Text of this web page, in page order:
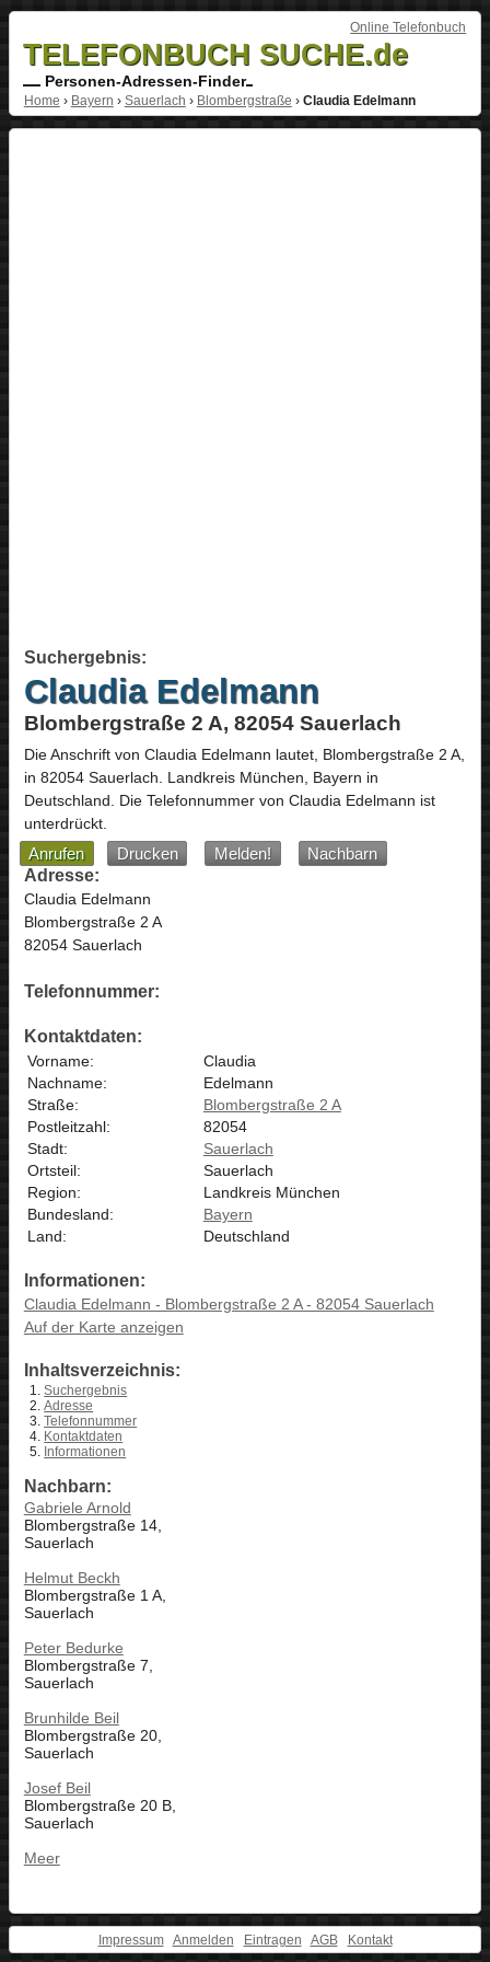
Online Telefonbuch
TELEFONBUCH SUCHE.de
Personen-Adressen-Finder
Home › Bayern › Sauerlach › Blombergstraße › Claudia Edelmann
Suchergebnis:
Claudia Edelmann
Blombergstraße 2 A, 82054 Sauerlach
Die Anschrift von Claudia Edelmann lautet, Blombergstraße 2 A,
in 82054 Sauerlach. Landkreis München, Bayern in
Deutschland. Die Telefonnummer von Claudia Edelmann ist
unterdrückt.
Anrufen Drucken Melden!
Nachbarn
Adresse:
Claudia Edelmann
Blombergstraße 2 A
82054 Sauerlach
Telefonnummer:
Kontaktdaten:
Vorname:
Claudia
Nachname:
Edelmann
Straße:
Blombergstraße 2 A
Postleitzahl:
82054
Stadt:
Sauerlach
Ortsteil:
Sauerlach
Region:
Landkreis München
Bundesland:
Bayern
Land:
Deutschland
Informationen:
Claudia Edelmann - Blombergstraße 2 A - 82054 Sauerlach
Auf der Karte anzeigen
Inhaltsverzeichnis:
Suchergebnis
Adresse
Telefonnummer
Kontaktdaten
Informationen
Nachbarn:
Gabriele Arnold
Blombergstraße 14,
Sauerlach
Helmut Beckh
Blombergstraße 1 A,
Sauerlach
Peter Bedurke
Blombergstraße 7,
Sauerlach
Brunhilde Beil
Blombergstraße 20,
Sauerlach
Josef Beil
Blombergstraße 20 B,
Sauerlach
Meer
Impressum Anmelden Eintragen AGB Kontakt